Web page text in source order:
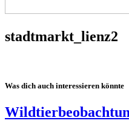
stadtmarkt_lienz2
Was dich auch interessieren könnte